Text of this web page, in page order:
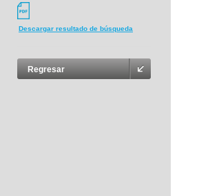
Descargar resultado de búsqueda
Regresar